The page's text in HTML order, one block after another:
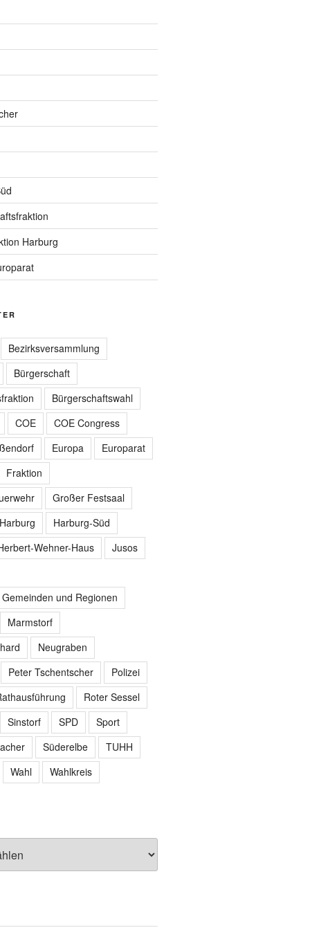
Harburg
Bezirksversammlung
Bürgerschaft
Bürgerschaftswahl
COE
COE Congress
Europa
Europarat
Fraktion
Großer Festsaal
Harburg-Süd
Wehner-Haus
Jusos
und Regionen
Marmstorf
Neugraben
Peter Tschentscher
Polizei
Roter Sessel
Sinstorf
SPD
Sport
Süderelbe
TUHH
Wahl
Wahlkreis